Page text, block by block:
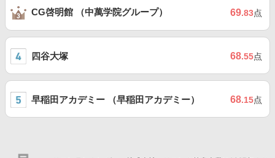
CG啓明館 （中萬学院グループ） 69.83点
四谷大塚 68.55点
早稲田アカデミー （早稲田アカデミー） 68.15点